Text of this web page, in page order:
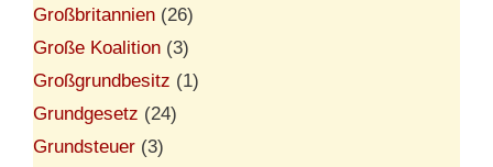
Großbritannien (26)
Große Koalition (3)
Großgrundbesitz (1)
Grundgesetz (24)
Grundsteuer (3)